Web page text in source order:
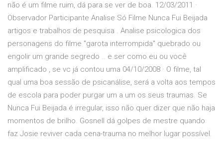
não é um filme ruim, dá para se ver de boa. 12/03/2011 ·
Observador Participante Analise Só Filme Nunca Fui Beijada
artigos e trabalhos de pesquisa . Analise psicologica dos
personagens do filme "garota interrompida" quebrado ou
engolir um grande segredo .. e ser como eu ou você
amplificado , se vc já contou uma 04/10/2008 · O filme, tal
qual uma boa sessão de psicanálise, será a volta aos tempos
de escola para poder purgar um a um os seus traumas. Se
Nunca Fui Beijada é irregular, isso não quer dizer que não haja
momentos de brilho. Gosnell dá golpes de mestre quando
faz Josie reviver cada cena-trauma no melhor lugar possível.